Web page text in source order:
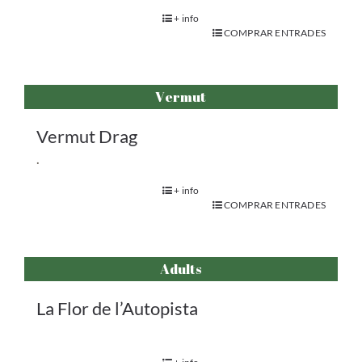
+ info
COMPRAR ENTRADES
Vermut
Vermut Drag
.
+ info
COMPRAR ENTRADES
Adults
La Flor de l’Autopista